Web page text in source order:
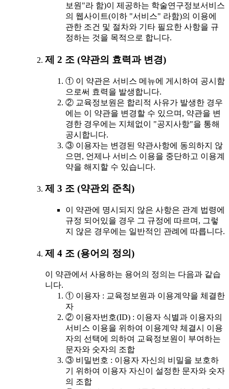
보원"라 함)이 제공하는 학술연구정보서비스
의 웹사이트(이하 "서비스" 라함)의 이용에
관한 조건 및 절차와 기타 필요한 사항을 규
정하는 것을 목적으로 합니다.
제 2 조 (약관의 효력과 변경)
① 이 약관은 서비스 메뉴에 게시하여 공시함
으로써 효력을 발생합니다.
② 교육정보원은 합리적 사유가 발생한 경우
에는 이 약관을 변경할 수 있으며, 약관을 변
경한 경우에는 지체없이 "공지사항"을 통해
공시합니다.
③ 이용자는 변경된 약관사항에 동의하지 않
으면, 언제나 서비스 이용을 중단하고 이용계
약을 해지할 수 있습니다.
제 3 조 (약관외 준칙)
이 약관에 명시되지 않은 사항은 관계 법령에
규정 되어있을 경우 그 규정에 따르며, 그렇
지 않은 경우에는 일반적인 관례에 따릅니다.
제 4 조 (용어의 정의)
이 약관에서 사용하는 용어의 정의는 다음과 같습
니다.
① 이용자 : 교육정보원과 이용계약을 체결한
자
② 이용자번호(ID) : 이용자 식별과 이용자의
서비스 이용을 위하여 이용계약 체결시 이용
자의 선택에 의하여 교육정보원이 부여하는
문자와 숫자의 조합
③ 비밀번호 : 이용자 자신의 비밀을 보호하
기 위하여 이용자 자신이 설정한 문자와 숫자
의 조합